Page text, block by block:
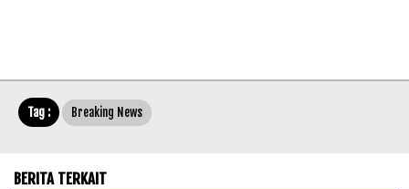
Tag : Breaking News
BERITA TERKAIT